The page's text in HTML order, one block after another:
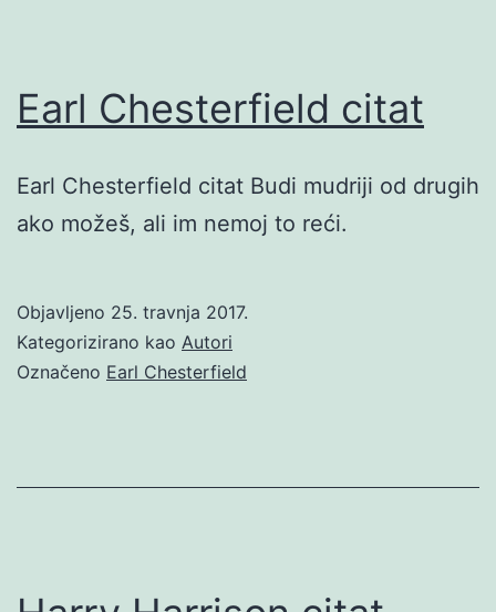
Earl Chesterfield citat
Earl Chesterfield citat Budi mudriji od drugih
ako možeš, ali im nemoj to reći.
Objavljeno 25. travnja 2017.
Kategorizirano kao Autori
Označeno Earl Chesterfield